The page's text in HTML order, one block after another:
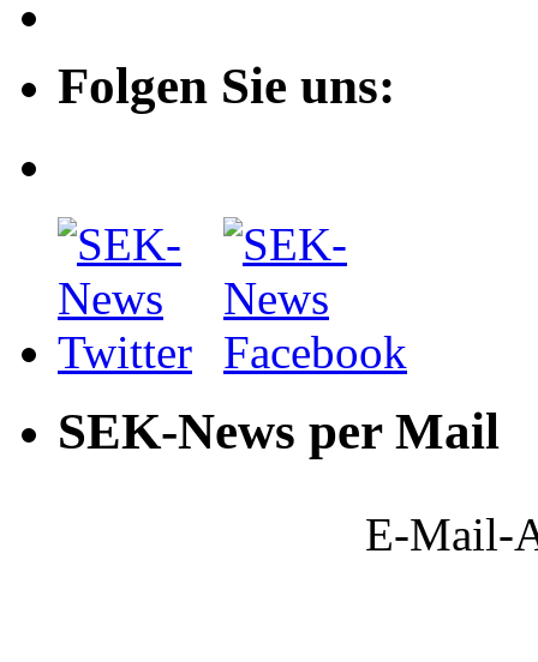
Folgen Sie uns:
SEK-News per Mail
E-Mail-